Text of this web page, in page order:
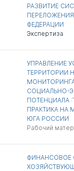
РАЗВИТИЕ
ФЕДЕРАЦИИ
Экспертиза
УПРАВЛЕНИЕ
ТЕРРИТОРИИ
СОЦИАЛЬНО-
ПОТЕНЦИАЛА
ПРАКТИКА НА
ЮГА РОССИИ
Рабочий
ФИНАНСОВОЕ